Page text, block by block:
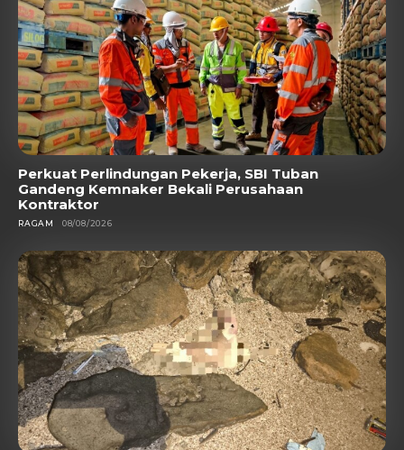
Perkuat Perlindungan Pekerja, SBI Tuban
Gandeng Kemnaker Bekali Perusahaan
Kontraktor
RAGAM 08/08/2026